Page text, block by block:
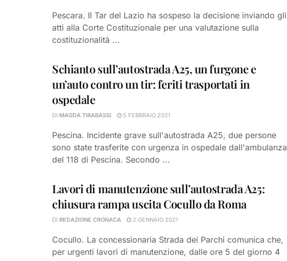
Pescara. Il Tar del Lazio ha sospeso la decisione inviando gli
atti alla Corte Costituzionale per una valutazione sulla
costituzionalità ...
Schianto sull’autostrada A25, un furgone e
un’auto contro un tir: feriti trasportati in
ospedale
DI MAGDA TIRABASSI 5 FEBBRAIO 2021
Pescina. Incidente grave sull'autostrada A25, due persone
sono state trasferite con urgenza in ospedale dall'ambulanza
del 118 di Pescina. Secondo ...
Lavori di manutenzione sull’autostrada A25:
chiusura rampa uscita Cocullo da Roma
DI REDAZIONE CRONACA 2 GENNAIO 2021
Cocullo. La concessionaria Strada dei Parchi comunica che,
per urgenti lavori di manutenzione, dalle ore 5 del giorno 4